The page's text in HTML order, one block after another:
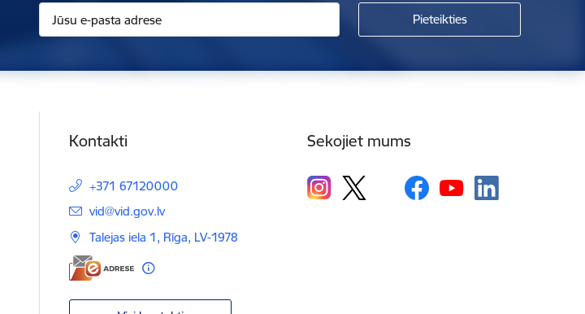
Kontakti
+371 67120000
E-pasts:
vid@vid.gov.lv
Talejas iela 1, Rīga, LV-1978
Sekojiet mums